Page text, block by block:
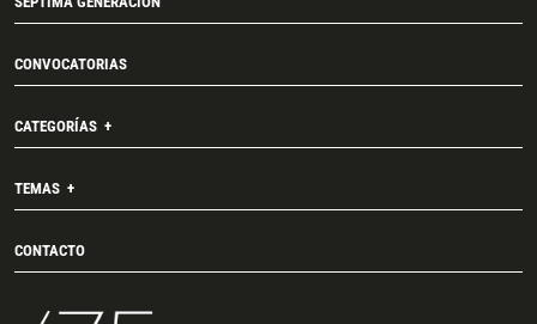
CONVOCATORIAS
CATEGORÍAS
TEMAS
CONTACTO